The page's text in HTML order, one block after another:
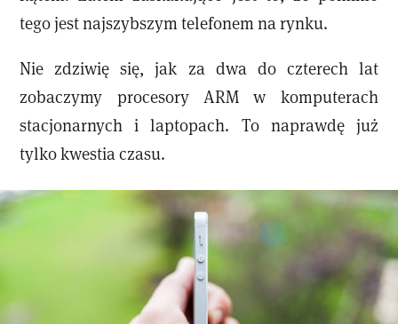
tego jest najszybszym telefonem na rynku.
Nie zdziwię się, jak za dwa do czterech lat
zobaczymy procesory ARM w komputerach
stacjonarnych i laptopach. To naprawdę już
tylko kwestia czasu.